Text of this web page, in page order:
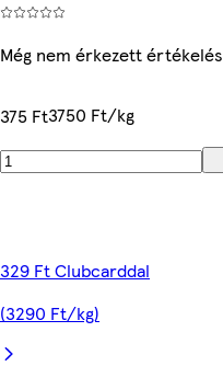
Még nem érkezett értékelés
375 Ft3750 Ft/kg
329 Ft Clubcarddal
(3290 Ft/kg)